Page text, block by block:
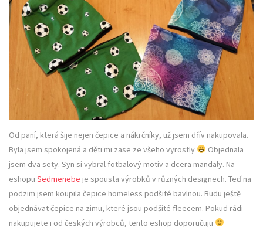
Od paní, která šije nejen čepice a nákrčníky, už jsem dřív nakupovala.
Byla jsem spokojená a děti mi zase ze všeho vyrostly
Objednala
jsem dva sety. Syn si vybral fotbalový motiv a dcera mandaly. Na
eshopu Sedmenebe je spousta výrobků v různých designech. Teď na
podzim jsem koupila čepice homeless podšité bavlnou. Budu ještě
objednávat čepice na zimu, které jsou podšité fleecem. Pokud rádi
nakupujete i od českých výrobců, tento eshop doporučuju